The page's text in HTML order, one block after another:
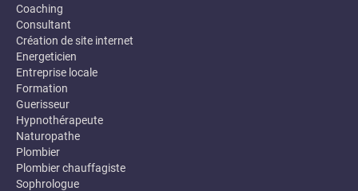
Coaching
Consultant
Création de site internet
Energeticien
Entreprise locale
Formation
Guerisseur
Hypnothérapeute
Naturopathe
Plombier
Plombier chauffagiste
Sophrologue